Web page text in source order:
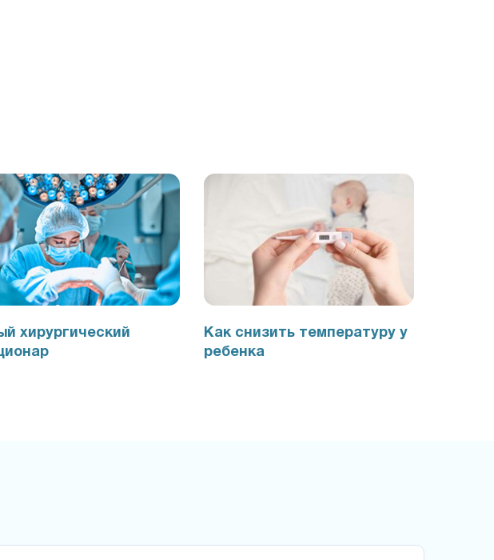
хирургический
Как снизить температуру у
ребенка